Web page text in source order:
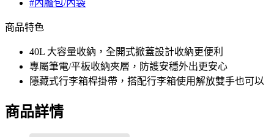
#內膽包/內袋
商品特色
40L 大容量收納，全開式掀蓋設計收納更便利
專屬筆電/平板收納夾層，防護安穩外出更安心
隱藏式行李箱桿掛帶，搭配行李箱使用解放雙手也可以
商品詳情